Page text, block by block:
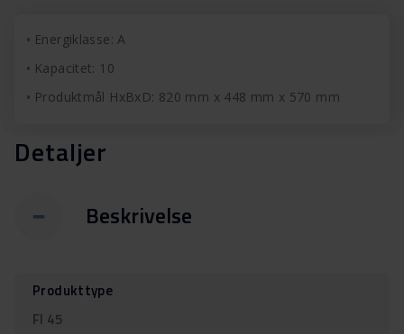
Energiklasse: A
Kapacitet: 10
Produktmål HxBxD: 820 mm x 448 mm x 570 mm
Detaljer
Beskrivelse
Produkttype
FI 45